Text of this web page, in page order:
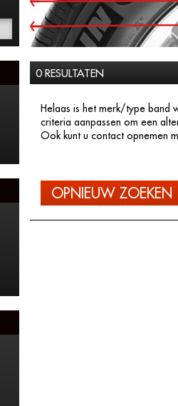
0 RESULTATEN
Helaas is het merk/type band
criteria aanpassen om een
Ook kunt u contact opnemen
OPNIEUW ZOEKEN